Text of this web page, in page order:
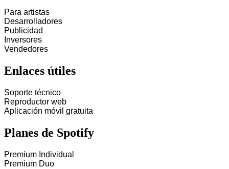
Para artistas
Desarrolladores
Publicidad
Inversores
Vendedores
Enlaces útiles
Soporte técnico
Reproductor web
Aplicación móvil gratuita
Planes de Spotify
Premium Individual
Premium Duo